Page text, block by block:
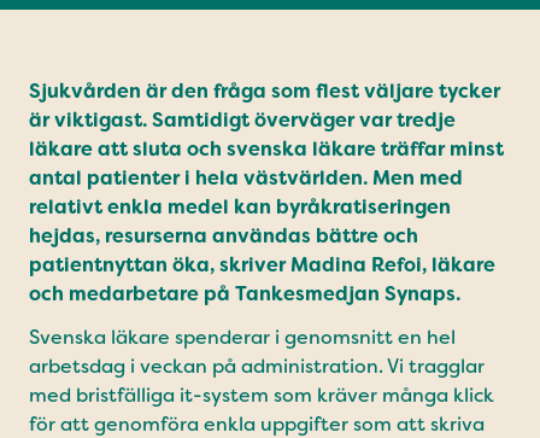
Sjukvården är den fråga som flest väljare tycker
är viktigast. Samtidigt överväger var tredje
läkare att sluta och svenska läkare träffar minst
antal patienter i hela västvärlden. Men med
relativt enkla medel kan byråkratiseringen
hejdas, resurserna användas bättre och
patientnyttan öka, skriver Madina Refoi, läkare
och medarbetare på Tankesmedjan Synaps.
Svenska läkare spenderar i genomsnitt en hel
arbetsdag i veckan på administration. Vi tragglar
med brist­fälliga it-system som kräver många klick
för att genomföra enkla uppgifter som att skriva